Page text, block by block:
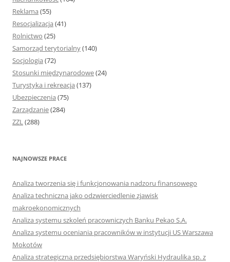
Reklama (55)
Resocjalizacja (41)
Rolnictwo (25)
Samorząd terytorialny(140)
Socjologia (72)
Stosunki międzynarodowe(24)
Turystyka i rekreacja (137)
Ubezpieczenia (75)
Zarządzanie(284)
ZZL(288)
NAJNOWSZE PRACE
Analiza tworzenia się i funkcjonowania nadzoru finansowego
Analiza techniczna jako odzwierciedlenie zjawisk
makroekonomicznych
Analiza systemu szkoleń pracowniczych Banku Pekao S.A.
Analiza systemu oceniania pracowników w instytucji US Warszawa
Mokotów
Analiza strategiczna przedsiębiorstwa Waryński Hydraulika sp. z